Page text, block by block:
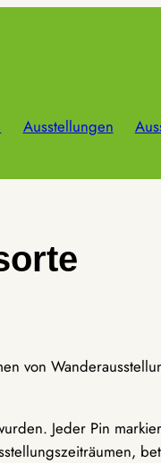
Ausstellungen
von
Jeder Pin